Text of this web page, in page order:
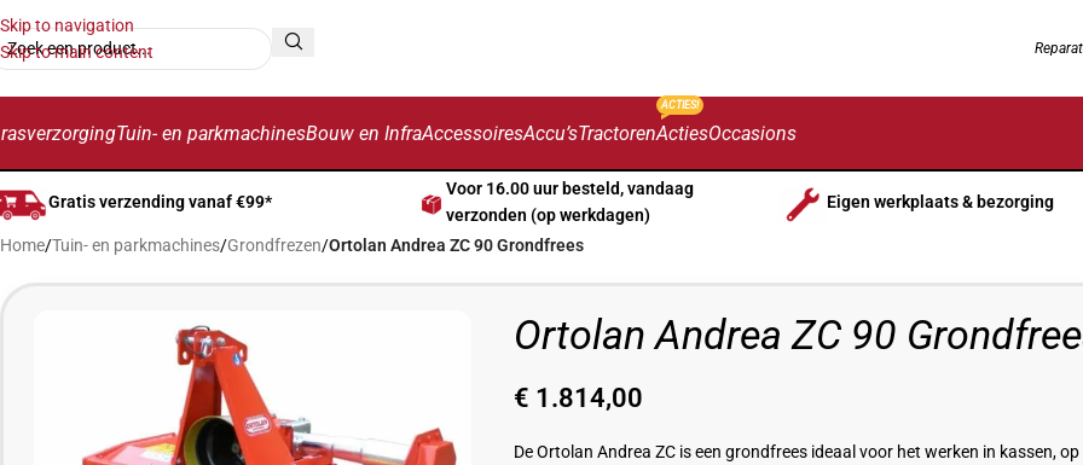
Skip to navigation
Skip to main content
Tuin- en parkmachinesBouw en InfraAccessoiresAccu’sTractorenActies
ACTIES!
Occasions
Gratis verzending vanaf €99*
Voor 16.00 uur besteld, vandaag
verzonden (op werkdagen)
Eigen werkplaats & bezorging
Home/Tuin- en parkmachines/Grondfrezen/Ortolan Andrea ZC 90 Grondfrees
Ortolan Andrea ZC 90
€ 1.814,00
DeOrtolan Andrea ZC is een grondfrees ideaal voor het werken in kassen,